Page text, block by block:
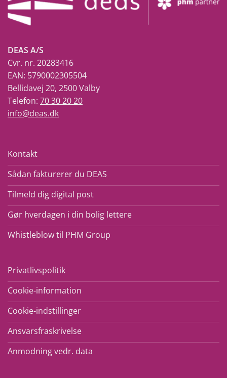
DEAS A/S
Cvr. nr. 20283416
EAN: 5790002305504
Bellidavej 20, 2500 Valby
Telefon: 70 30 20 20
info@deas.dk
Kontakt
Sådan fakturerer du DEAS
Tilmeld dig digital post
Gør hverdagen i din bolig lettere
Whistleblow til PHM Group
Privatlivspolitik
Cookie-information
Cookie-indstillinger
Ansvarsfraskrivelse
Anmodning vedr. data